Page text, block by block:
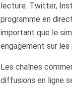
lecture. Twitter,
programme en
important que le
engagement sur les
Les chaînes
diffusions en ligne